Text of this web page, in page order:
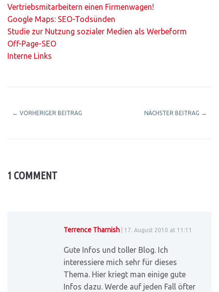
Vertriebsmitarbeitern einen Firmenwagen!
Google Maps: SEO-Todsünden
Studie zur Nutzung sozialer Medien als Werbeform
Off-Page-SEO
Interne Links
← VORHERIGER BEITRAG NÄCHSTER BEITRAG →
1 COMMENT
Terrence Tharnish | 17. August 2010 at 11:11
Gute Infos und toller Blog. Ich
interessiere mich sehr für dieses
Thema. Hier kriegt man einige gute
Infos dazu. Werde auf jeden Fall öfter